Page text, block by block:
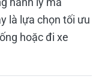
là lựa chọn tối ưu
hoặc đi xe